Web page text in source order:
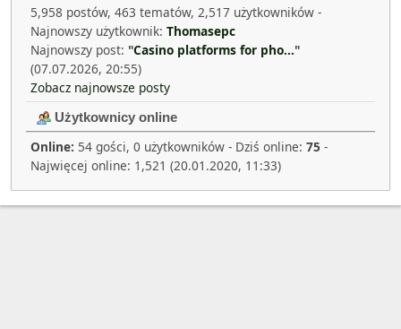
5,958 postów, 463 tematów, 2,517 użytkowników -
Najnowszy użytkownik: Thomasepc
Najnowszy post: "Casino platforms for pho..."
(07.07.2026, 20:55)
Zobacz najnowsze posty
Użytkownicy online
Online: 54 gości, 0 użytkowników - Dziś online: 75 -
Najwięcej online: 1,521 (20.01.2020, 11:33)